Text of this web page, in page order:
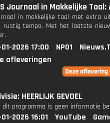
Journaal in Makkelijke Taal:
in makkelijke taal met extra
rustig tempo. Met het laatste
01-2026 17:00 NPO1
afleveringen
HEERLIJK GEVOEL
dit programma is geen informatie
2026 16:01 YouTube